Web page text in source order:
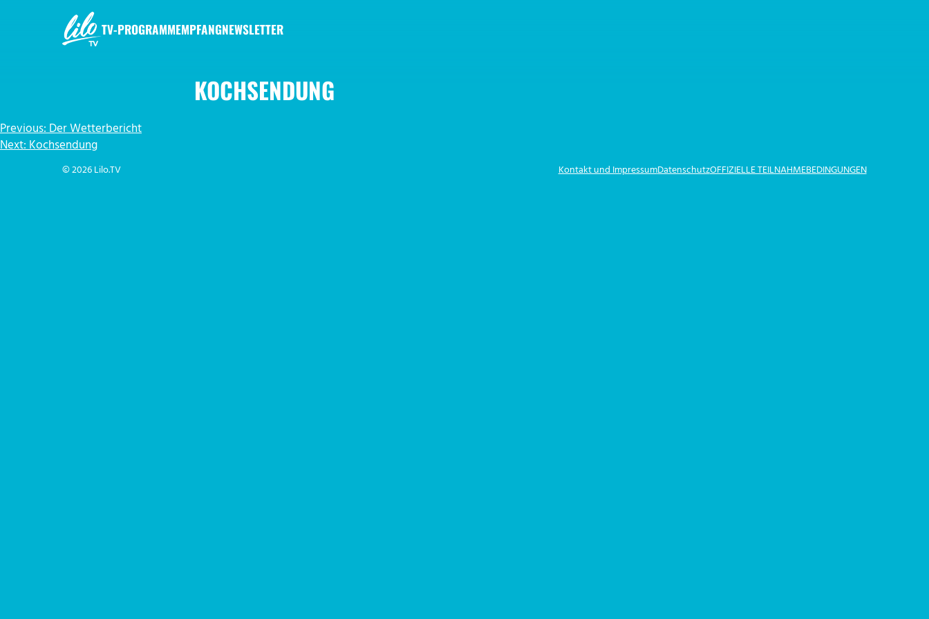
TV-PROGRAMMEMPFANGNEWSLETTER
KOCHSENDUNG
BEITRAGSNAVIGATION
Previous:Der Wetterbericht
Next:Kochsendung
© 2026 Lilo.TV Kontakt und ImpressumDatenschutzOFFIZIELLE TEILNAHMEBEDINGUNGEN